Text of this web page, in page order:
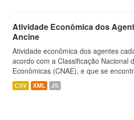
Atividade Econômica dos
Ancine
Atividade econômica dos agentes
acordo com a Classificação Nacional
Econômicas (CNAE), e que se
CSV XML JS